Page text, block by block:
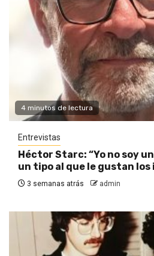
4 minutos de lectura
Entrevistas
Héctor Starc: “Yo no soy
un tipo al que le gustan
3 semanas atrás admin